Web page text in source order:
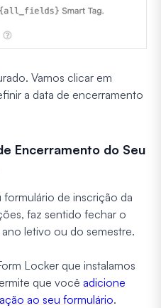
Vamos clicar em
a data de encerramento
Encerramento do Seu
de inscrição da
faz sentido fechar o
letivo ou do semestre.
Locker que instalamos
que você adicione
ao seu formulário.